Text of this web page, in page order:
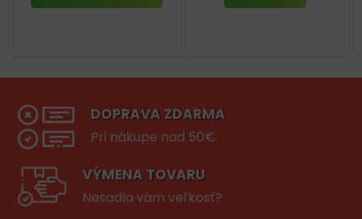
DOPRAVA ZDARMA
Pri nákupe nad 50€
VÝMENA TOVARU
Nesadla vám veľkosť?